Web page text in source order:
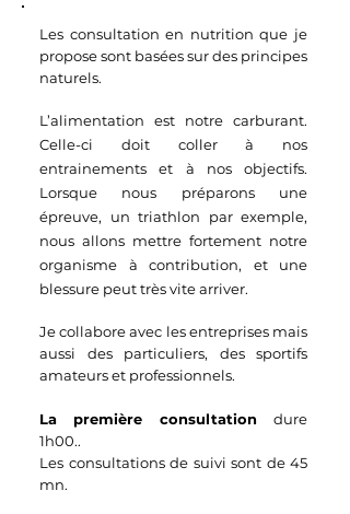
Les consultation en nutrition que je
propose sont basées sur des principes
naturels.
L’alimentation est notre carburant.
Celle-ci doit coller à nos
entrainements et à nos objectifs.
Lorsque nous préparons une
épreuve, un triathlon par exemple,
nous allons mettre fortement notre
organisme à contribution, et une
blessure peut très vite arriver.
Jecollabore avec les entreprises mais
aussi des particuliers, des sportifs
amateurs et professionnels.
La première consultation dure
1h00..
Les consultations de suivi sont de 45
mn.